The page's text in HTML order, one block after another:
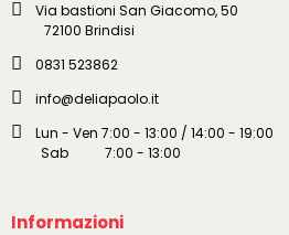
Via bastioni San Giacomo, 50
72100 Brindisi
0831 523862
info@deliapaolo.it
Lun - Ven 7:00 - 13:00 / 14:00 - 19:00
Sab 7:00 - 13:00
Informazioni